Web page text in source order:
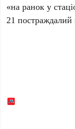
«на ранок у
21 постраждалий